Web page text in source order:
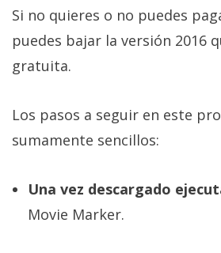
tecnología,
móviles,
ordenadores,
apps,
informática,
trucos y
tutoriales.
(CC) 2006-
derechos
Si no quieres o no puedes
puedes bajar la versión 2016
gratuita.
Los pasos a seguir en este
sumamente sencillos:
Una vez descargado
Movie Marker.